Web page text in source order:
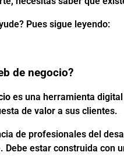
Pues sigue leyendo:
de negocio?
es una herramienta
de valor a sus clientes.
de profesionales del
Debe estar construida con